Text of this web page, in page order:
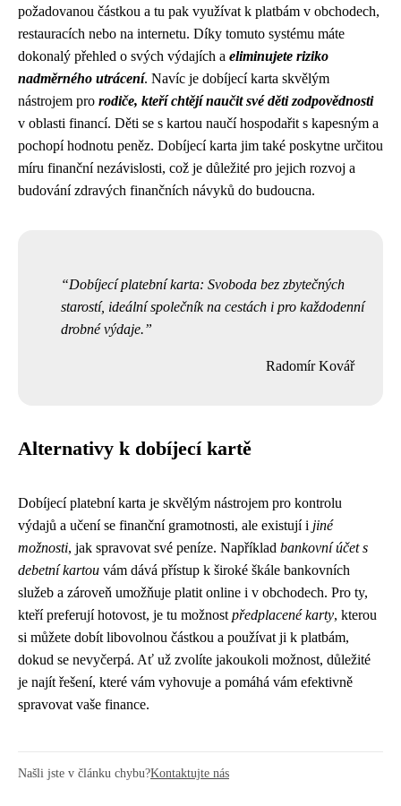
požadovanou částkou a tu pak využívat k platbám v obchodech,
restauracích nebo na internetu. Díky tomuto systému máte
dokonalý přehled o svých výdajích a eliminujete riziko
nadměrného utrácení. Navíc je dobíjecí karta skvělým
nástrojem pro rodiče, kteří chtějí naučit své děti zodpovědnosti
v oblasti financí. Děti se s kartou naučí hospodařit s kapesným a
pochopí hodnotu peněz. Dobíjecí karta jim také poskytne určitou
míru finanční nezávislosti, což je důležité pro jejich rozvoj a
budování zdravých finančních návyků do budoucna.
Dobíjecí platební karta: Svoboda bez zbytečných
starostí, ideální společník na cestách i pro každodenní
drobné výdaje.
Radomír Kovář
Alternativy k dobíjecí kartě
Dobíjecí platební karta je skvělým nástrojem pro kontrolu
výdajů a učení se finanční gramotnosti, ale existují i ​​ jiné
možnosti, jak spravovat své peníze. Například bankovní účet s
debetní kartou vám dává přístup k široké škále bankovních
služeb a zároveň umožňuje platit online i v obchodech. Pro ty,
kteří preferují hotovost, je tu možnost předplacené karty, kterou
si můžete dobít libovolnou částkou a používat ji k platbám,
dokud se nevyčerpá. Ať už zvolíte jakoukoli možnost, důležité
je najít řešení, které vám vyhovuje a pomáhá vám efektivně
spravovat vaše finance.
Našli jste v článku chybu?Kontaktujte nás